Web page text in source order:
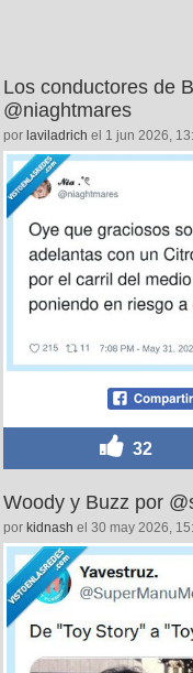
Los conductores de
@niaghtmares
por laviladrich el 1 jun 2026,
32
Woody y Buzz por
por kidnash el 30 may 2026,